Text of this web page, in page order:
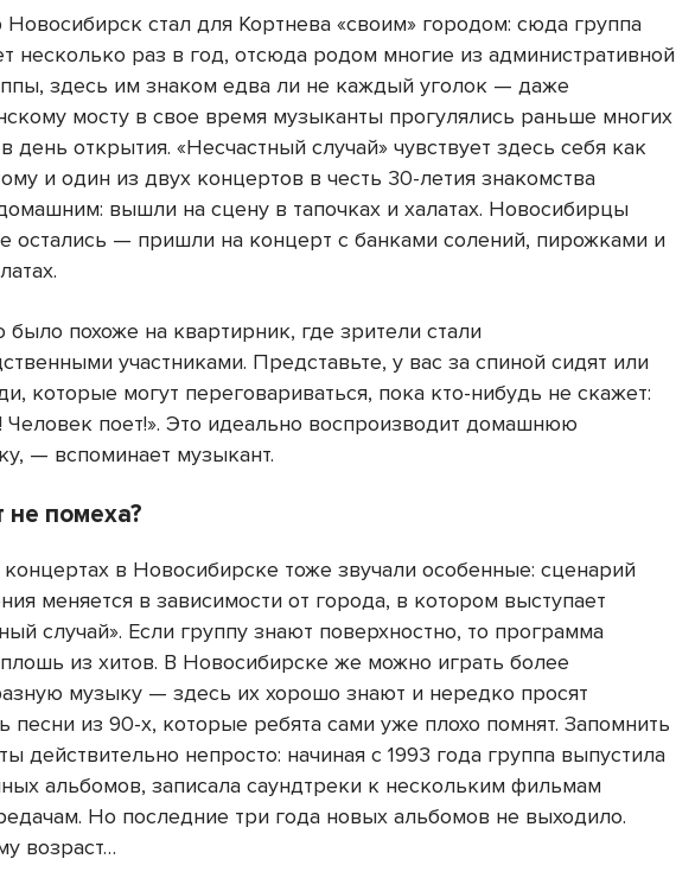
Новосибирск стал для Кортнева «своим» городом: сюда группа
несколько раз в год, отсюда родом многие из административной
здесь им знаком едва ли не каждый уголок — даже
мосту в свое время музыканты прогулялись раньше многих
день открытия. «Несчастный случай» чувствует здесь себя как
и один из двух концертов в честь 30-летия знакомства
вышли на сцену в тапочках и халатах. Новосибирцы
остались — пришли на концерт с банками солений, пирожками и
было похоже на квартирник, где зрители стали
участниками. Представьте, у вас за спиной сидят или
которые могут переговариваться, пока кто-нибудь не скажет:
Человек поет!». Это идеально воспроизводит домашнюю
— вспоминает музыкант.
не помеха?
в Новосибирске тоже звучали особенные: сценарий
меняется в зависимости от города, в котором выступает
случай». Если группу знают поверхностно, то программа
из хитов. В Новосибирске же можно играть более
музыку — здесь их хорошо знают и нередко просят
песни из 90-х, которые ребята сами уже плохо помнят. Запомнить
действительно непросто: начиная с 1993 года группа выпустила
альбомов, записала саундтреки к нескольким фильмам
Но последние три года новых альбомов не выходило.
возраст…